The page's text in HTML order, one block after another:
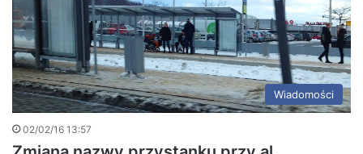
Wiadomości
02/02/16 13:57